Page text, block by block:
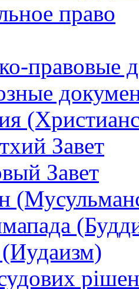
право
правовые
Завет
Завет